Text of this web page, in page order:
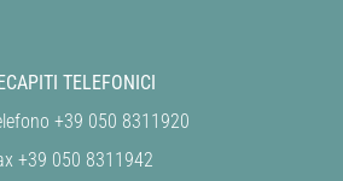
TELEFONICI
+39 050 8311920
+39 050 8311942